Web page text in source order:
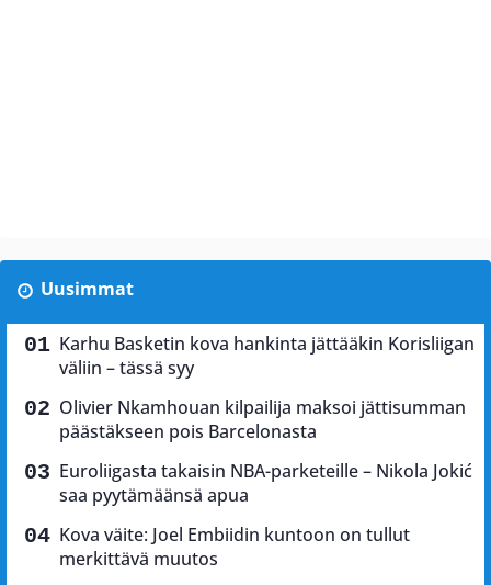
Uusimmat
Karhu Basketin kova hankinta jättääkin Korisliigan
väliin – tässä syy
Olivier Nkamhouan kilpailija maksoi jättisumman
päästäkseen pois Barcelonasta
Euroliigasta takaisin NBA-parketeille – Nikola Jokić
saa pyytämäänsä apua
Kova väite: Joel Embiidin kuntoon on tullut
merkittävä muutos